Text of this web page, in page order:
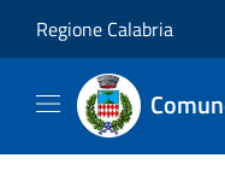
Regione Calabria